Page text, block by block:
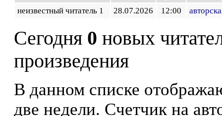
неизвестный читатель 1
28.07.2026 12:00
Сегодня 0 новых
произведения
В данном списке
две недели. Счетчик на